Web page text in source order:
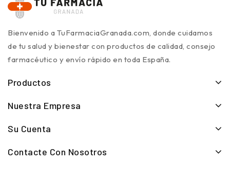
Bienvenido a TuFarmaciaGranada.com, donde cuidamos
de tu salud y bienestar con productos de calidad, consejo
farmacéutico y envío rápido en toda España.
Productos
Nuestra Empresa
Su Cuenta
Contacte Con Nosotros